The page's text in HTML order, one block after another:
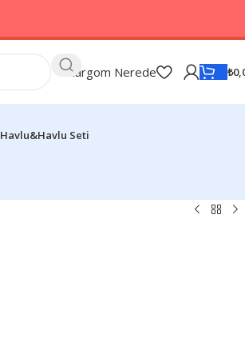
Kargom Nerede ₺
Havlu&Havlu Seti